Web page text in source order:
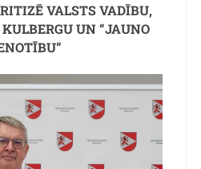
VALSTS VADĪBU,
UN “JAUNO